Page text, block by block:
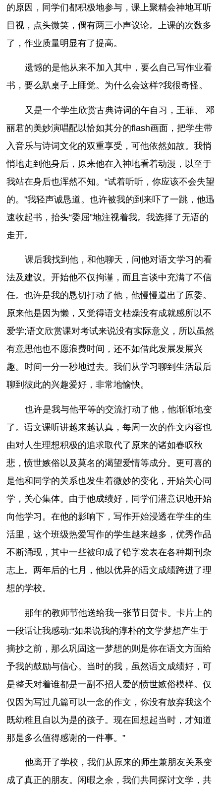
的原因，同学们都积极地参与，课上聚精会神地耳听
目视，点头微笑，偶有两三小声议论。上课的次数多
了，作业质量明显有了提高。
遗憾的是他从来不加入其中，要么自己写作业看
书，要么趴桌子上睡觉。为什么会这样?我很奇怪。
又是一个学生欣赏古典诗词的午自习，王菲、 邓
丽君的美妙演唱配以恰如其分的flash画面，把学生带
入音乐与诗词文化的双重享受，可他依然如故。我悄
悄地走到他身后，原来他在入神地看着动漫，以至于
我站在身后也浑然不知。“试着听听，你应该不会失望
的。”我轻声诚恳道。也许被我的到来吓了一跳，他迅
速收起书，抬头“委屈”地注视着我。我选择了无语的
走开。
课后我找到他，和他聊天，问他对语文学习的看
法及建议。开始他不仅拘谨，而且言谈中充满了不信
任。也许是我的恳切打动了他，他慢慢道出了原委。
原来他是因为懒，又觉得语文枯燥没有成就感所以不
爱学;语文欣赏课对考试来说没有实际意义，所以虽然
有意思他也不愿浪费时间，还不如借此发展发展兴
趣。时间一分一秒地过去。我们从学习聊到生活最后
聊到彼此的兴趣爱好，非常地愉快。
也许是我与他平等的交流打动了他，他渐渐地变
了。语文课听讲越来越认真，每周一次的作文内容也
由对人生理想积极的追求取代了原来的诸如春叹秋
悲，愤世嫉俗以及莫名的渴望爱情等成分。更可喜的
是他和同学的关系也发生着微妙的变化，开始关心同
学，关心集体。由于他成绩好，同学们潜意识地开始
向他学习。在他的影响下，写作开始浸透在学生的生
活里，这个班级热爱写作的学生越来越多，优秀作品
不断涌现，其中一些被印成了铅字发表在各种期刊杂
志上。两年后的七月，他以优异的语文成绩跨进了理
想的学校。
那年的教师节他送给我一张节日贺卡。卡片上的
一段话让我感动:“如果说我的淳朴的文学梦想产生于
摘抄之前，那么巩固这一梦想的则是你在语文方面给
予我的鼓励与信心。当时的我，虽然语文成绩好，可
是整天对着谁都是一副不招人爱的愤世嫉俗模样。仅
仅因为写过几篇可以一念的作文，你没有放弃我这个
既幼稚且自以为是的孩子。现在回想起当时，才知道
那是多么值得感谢的一件事。”
他离开了学校，我们从原来的师生兼朋友关系变
成了真正的朋友。闲暇之余，我们共同探讨文学，共